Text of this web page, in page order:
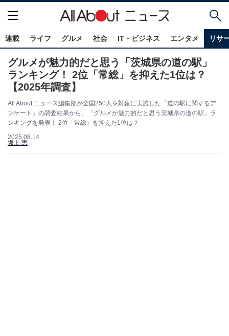
連載 ライフ グルメ 社会 IT・ビジネス エンタメ リサ
グルメが魅力的だと思う「茨城県の道の駅」
ランキング！ 2位「常総」を抑えた1位は？
【2025年調査】
All About ニュース編集部が全国250人を対象に実施した「道の駅に関するア
ンケート」の調査結果から、「グルメが魅力的だと思う茨城県の道の駅」ラ
ンキングを発表！ 2位「常総」を抑えた1位は？
2025.08.14
坂上 恵